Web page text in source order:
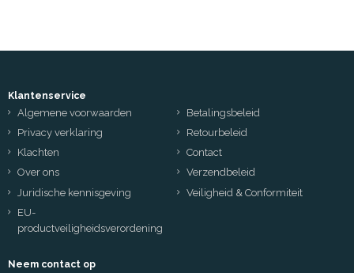
Klantenservice
Algemene voorwaarden
Betalingsbeleid
Privacy verklaring
Retourbeleid
Klachten
Contact
Over ons
Verzendbeleid
Juridische kennisgeving
Veiligheid & Conformiteit
EU-
productveiligheidsverordening
Neem contact op